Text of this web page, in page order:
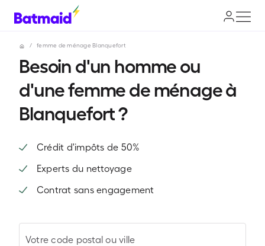
/ femme de ménage Blanquefort
Besoin d'un homme ou
d'une femme de ménage à
Blanquefort ?
Crédit d'impôts de 50%
Experts du nettoyage
Contrat sans engagement
Votre code postal ou ville